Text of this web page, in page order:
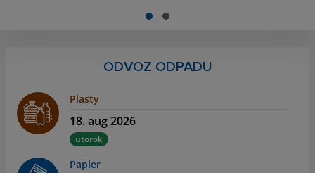
ODVOZ ODPADU
Plasty
18. aug 2026
utorok
Papier